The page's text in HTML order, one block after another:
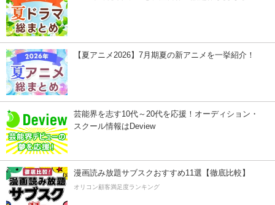
【夏アニメ2026】7月期夏の新アニメを一挙紹介！
芸能界を志す10代～20代を応援！オーディション・
スクール情報はDeview
漫画読み放題サブスクおすすめ11選【徹底比較】
オリコン顧客満足度ランキング